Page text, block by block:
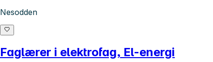
Nesodden
Faglærer i elektrofag, El-energi